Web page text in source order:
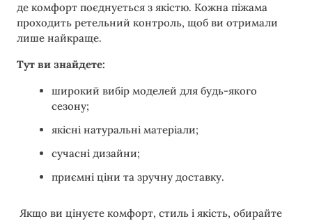
де комфорт поєднується з якістю. Кожна піжама
проходить ретельний контроль, щоб ви отримали
лише найкраще.
Тут ви знайдете:
широкий вибір моделей для будь-якого
сезону;
якісні натуральні матеріали;
сучасні дизайни;
приємні ціни та зручну доставку.
Якщо ви цінуєте комфорт, стиль і якість, обирайте